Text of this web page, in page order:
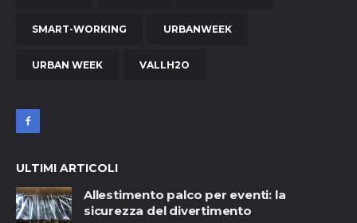
SMART-WORKING URBANWEEK
URBAN WEEK VALLH2O
ULTIMI ARTICOLI
Allestimento palco per eventi: la
sicurezza del divertimento